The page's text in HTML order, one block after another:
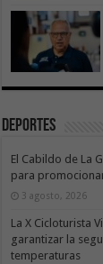
Deportes
El Cabildo de La
para
3 agosto, 2026
La X Cicloturista
garantizar la
temperaturas